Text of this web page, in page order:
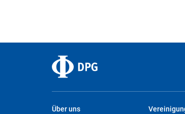
Über uns